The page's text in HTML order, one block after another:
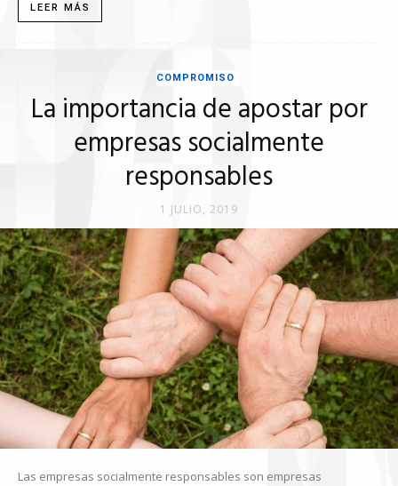
LEER MÁS
COMPROMISO
La importancia de apostar por
empresas socialmente
responsables
1 JULIO, 2019
Las empresas socialmente responsables son empresas